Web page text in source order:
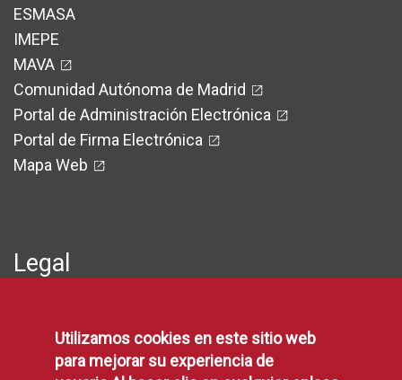
ESMASA
IMEPE
MAVA
Comunidad Autónoma de Madrid
Portal de Administración Electrónica
Portal de Firma Electrónica
Mapa Web
Legal
Política de Privacidad
Aviso Legal
Utilizamos cookies en este sitio web
para mejorar su experiencia de